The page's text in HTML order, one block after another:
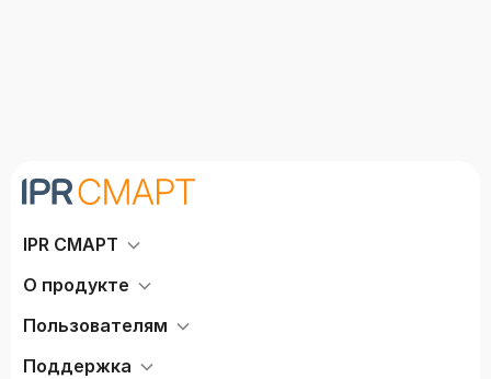
IPR СМАРТ
О продукте
Пользователям
Поддержка